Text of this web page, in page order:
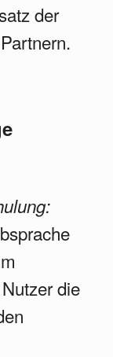
der
die